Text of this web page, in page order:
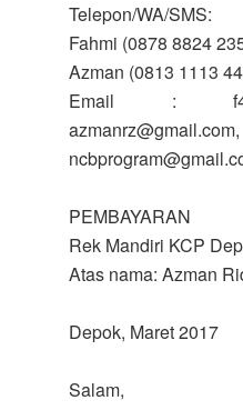
Telepon/WA/SMS:
Fahmi (0878 8824
Azman (0813 1113
Email :
azmanrz@gmail.com,
PEMBAYARAN
Rek Mandiri KCP
Atas nama: Azman
Depok, Maret 2017
Salam,